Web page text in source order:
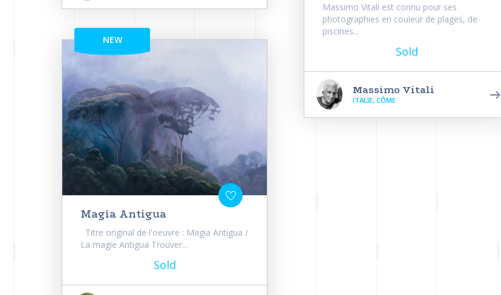
NEW
Magia Antigua
Titre original de l'oeuvre : Magia Antigua /
La magie Antigua Trouver...
Sold
Massimo Vitali est connu pour ses
photographies en couleur de plages, de
piscines...
Sold
Massimo Vitali
ITALIE, CÔME